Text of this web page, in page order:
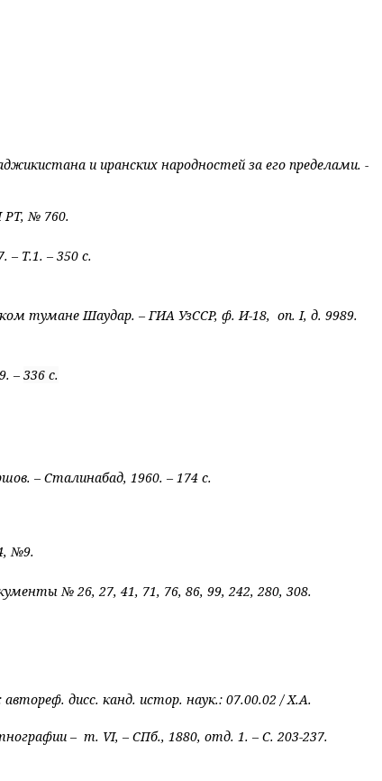
и иранских народностей за его пределами. -
РТ, № 760.
– Т.1. – 350 с.
тумане Шаудар. – ГИА УзССР, ф. И-18, оп.I, д. 9989.
– 336 с.
– Сталинабад, 1960. – 174 с.
№9.
№ 26, 27, 41, 71, 76, 86, 99, 242, 280, 308.
автореф. дисс. канд. истор. наук.: 07.00.02 / Х.А.
– т. VI, – СПб., 1880, отд. 1. – С. 203-237.